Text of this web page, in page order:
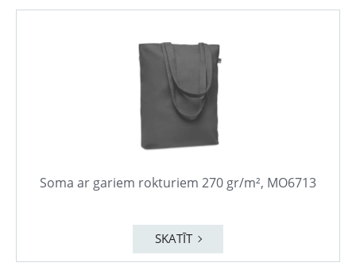
Soma ar gariem rokturiem 270 gr/m², MO6713
SKATĪT